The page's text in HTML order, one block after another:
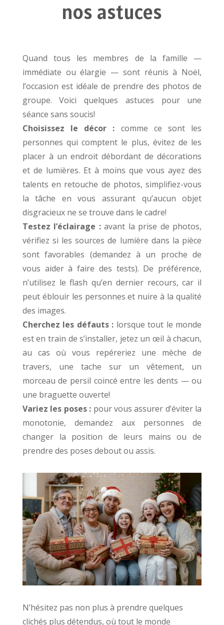
nos astuces
Quand tous les membres de la famille —
immédiate ou élargie — sont réunis à Noël,
l’occasion est idéale de prendre des photos de
groupe. Voici quelques astuces pour une
séance sans soucis!
Choisissez le décor : comme ce sont les
personnes qui comptent le plus, évitez de les
placer à un endroit débordant de décorations
et de lumières. Et à moins que vous ayez des
talents en retouche de photos, simplifiez-vous
la tâche en vous assurant qu’aucun objet
disgracieux ne se trouve dans le cadre!
Testez l’éclairage :avant la prise de photos,
vérifiez si les sources de lumière dans la pièce
sont favorables (demandez à un proche de
vous aider à faire des tests). De préférence,
n’utilisez le flash qu’en dernier recours, car il
peut éblouir les personnes et nuire à la qualité
des images.
Cherchez les défauts : lorsque tout le monde
est en train de s’installer, jetez un œil à chacun,
au cas où vous repéreriez une mèche de
travers, une tache sur un vêtement, un
morceau de persil coincé entre les dents — ou
une braguette ouverte!
Variez les poses : pour vous assurer d’éviter la
monotonie, demandez aux personnes de
changer la position de leurs mains ou de
prendre des poses debout ou assis.
N’hésitez pas non plus à prendre quelques
clichés plus détendus, où tout le monde